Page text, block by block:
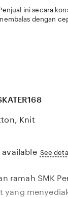
ini secara
dengan
Knit
See
ramah SMK
yang